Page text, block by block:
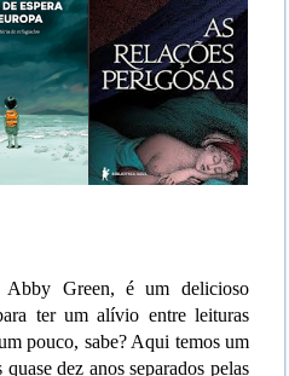
Green, é um delicioso
ter um alívio entre leituras
pouco, sabe? Aqui temos um
dez anos separados pelas